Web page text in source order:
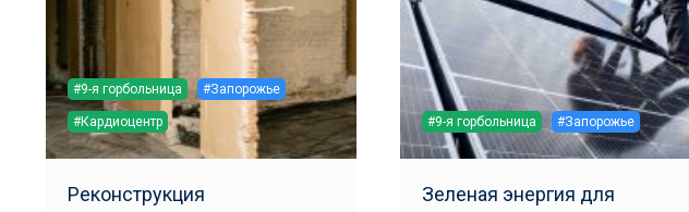
#9-я горбольница #Запорожье
#Кардиоцентр
Реконструкция
#9-я горбольница #Запорожье
Зеленая энергия для